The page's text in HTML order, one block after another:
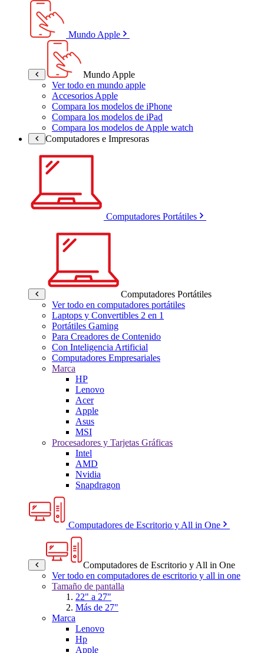
Mundo Apple
Mundo Apple
Ver todo en mundo apple
Accesorios Apple
Compara los modelos de iPhone
Compara los modelos de iPad
Compara los modelos de Apple watch
Computadores e Impresoras
Computadores Portátiles
Computadores Portátiles
Ver todo en computadores portátiles
Laptops y Convertibles 2 en 1
Portátiles Gaming
Para Creadores de Contenido
Con Inteligencia Artificial
Computadores Empresariales
Marca
HP
Lenovo
Acer
Apple
Asus
MSI
Procesadores y Tarjetas Gráficas
Intel
AMD
Nvidia
Snapdragon
Computadores de Escritorio y All in One
Computadores de Escritorio y All in One
Ver todo en computadores de escritorio y all in one
Tamaño de pantalla
22" a 27"
Más de 27"
Marca
Lenovo
Hp
Apple